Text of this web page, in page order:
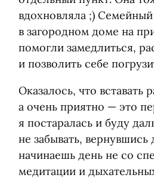
вдохновляла ;)
в загородном доме на
помогли замедлиться,
и позволить себе
Оказалось, что вставать
а очень приятно — это
я постаралась и буду
не забывать,
начинаешь день не со
медитации и